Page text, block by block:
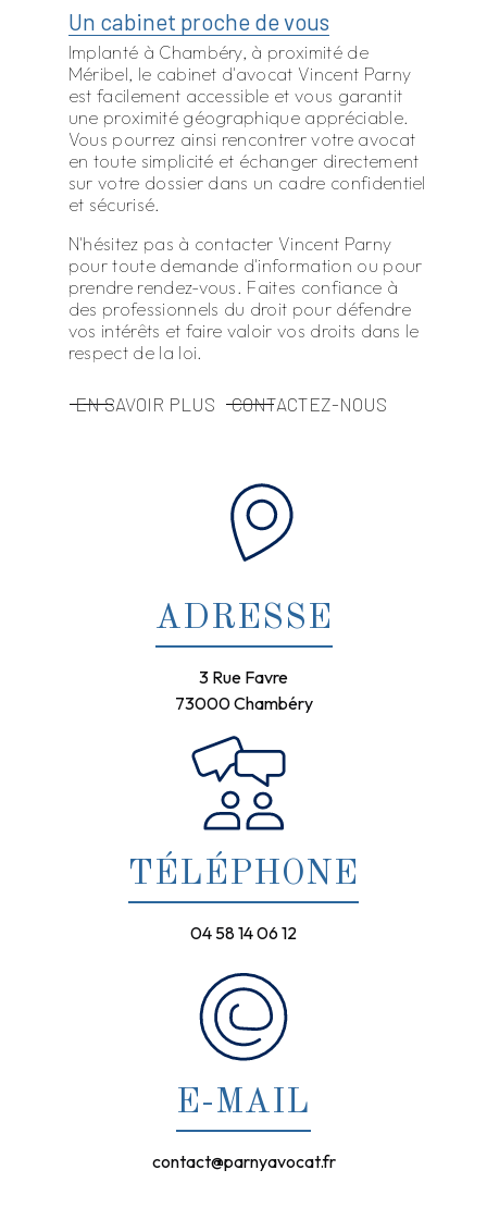
Un cabinet proche de vous
Implanté à Chambéry, à proximité de
Méribel, le cabinet d'avocat Vincent Parny
est facilement accessible et vous garantit
une proximité géographique appréciable.
Vous pourrez ainsi rencontrer votre avocat
en toute simplicité et échanger directement
sur votre dossier dans un cadre confidentiel
et sécurisé.
N'hésitez pas à contacter Vincent Parny
pour toute demande d'information ou pour
prendre rendez-vous. Faites confiance à
des professionnels du droit pour défendre
vos intérêts et faire valoir vos droits dans le
respect de la loi.
EN SAVOIR PLUS CONTACTEZ-NOUS
ADRESSE
3 Rue Favre
73000 Chambéry
TÉLÉPHONE
04 58 14 06 12
E-MAIL
contact@parnyavocat.fr